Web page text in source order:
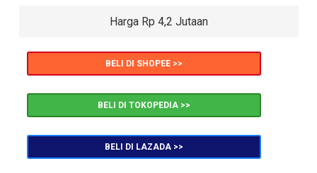
Harga Rp 4,2 Jutaan
BELI DI SHOPEE >>
BELI DI TOKOPEDIA >>
BELI DI LAZADA >>